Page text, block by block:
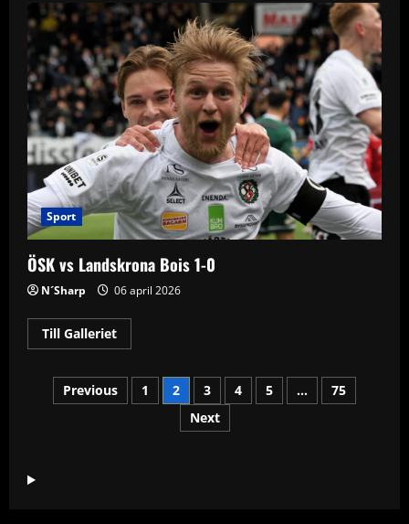
vs
Norrköping
Sport
ÖSK vs Landskrona Bois 1-0
N´Sharp 06 april 2026
Till GallerietRead
more
vs
Landskrona
Bois
Sidnumrering
inlägg
Previous 1 2 3 4 5 …
75
Next